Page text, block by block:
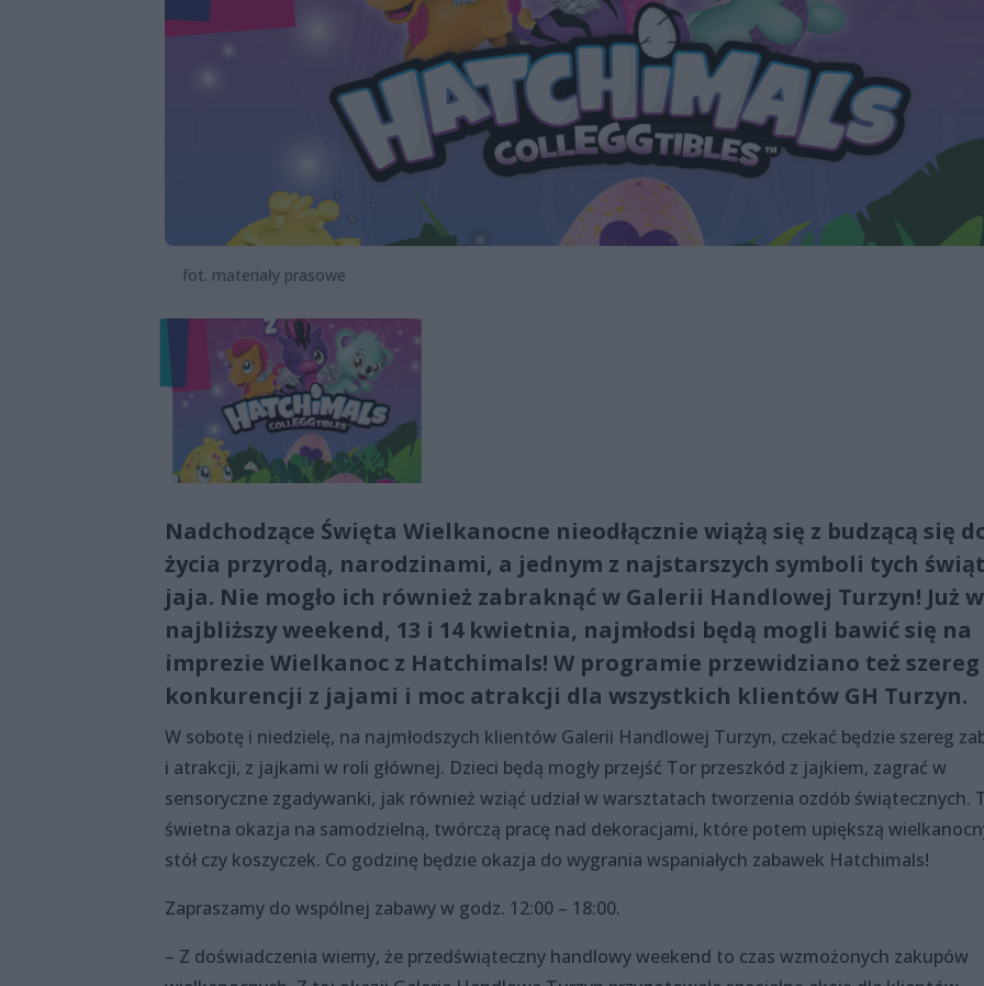
fot. materiały prasowe
Nadchodzące Święta Wielkanocne nieodłącznie wiążą się z budzącą się
życia przyrodą, narodzinami, a jednym z najstarszych symboli tych
jaja. Nie mogło ich również zabraknąć w Galerii Handlowej Turzyn! Już w
najbliższy weekend, 13 i 14 kwietnia, najmłodsi będą mogli bawić się na
imprezie Wielkanoc z Hatchimals! W programie przewidziano też szereg
konkurencji z jajami i moc atrakcji dla wszystkich klientów GH Turzyn.
W sobotę i niedzielę, na najmłodszych klientów Galerii Handlowej Turzyn, czekać będzie szereg
i atrakcji, z jajkami w roli głównej. Dzieci będą mogły przejść Tor przeszkód z jajkiem, zagrać w
sensoryczne zgadywanki, jak również wziąć udział w warsztatach tworzenia ozdób świątecznych.
świetna okazja na samodzielną, twórczą pracę nad dekoracjami, które potem upiększą
stół czy koszyczek. Co godzinę będzie okazja do wygrania wspaniałych zabawek Hatchimals!
Zapraszamy do wspólnej zabawy w godz. 12:00 – 18:00.
– Z doświadczenia wiemy, że przedświąteczny handlowy weekend to czas wzmożonych zakupów